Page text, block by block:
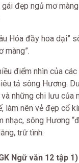
đẹp ngủ mơ
Hóa đầy hoa dại”
màng”.
điểm nhìn của
tả sông Hương.
những chi lưu của
làm nên vẻ đẹp cổ
nhạc, sông Hương
trữ tình.
Ngữ văn 12 tập 1)